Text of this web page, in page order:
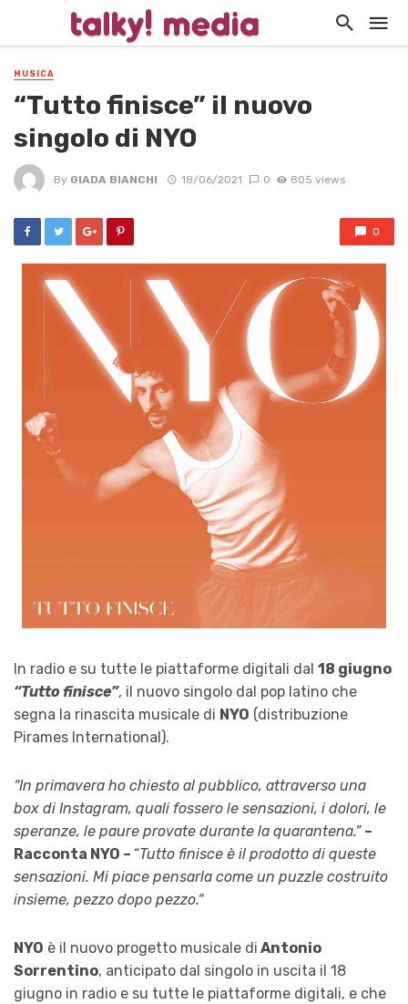
MUSICA
“Tutto finisce” il nuovo
singolo di NYO
By GIADA BIANCHI 18/06/2021 0 805 views
0
In radio e su tutte le piattaforme digitali dal 18 giugno
“Tutto finisce”, il nuovo singolo dal pop latino che
segna la rinascita musicale di NYO (distribuzione
Pirames International).
“In primavera ho chiesto al pubblico, attraverso una
box di Instagram, quali fossero le sensazioni, i dolori, le
speranze, le paure provate durante la quarantena.” –
Racconta NYO – “Tutto finisce è il prodotto di queste
sensazioni. Mi piace pensarla come un puzzle costruito
insieme, pezzo dopo pezzo.“
NYO è il nuovo progetto musicale di Antonio
Sorrentino, anticipato dal singolo in uscita il 18
giugno in radio e su tutte le piattaforme digitali, e che